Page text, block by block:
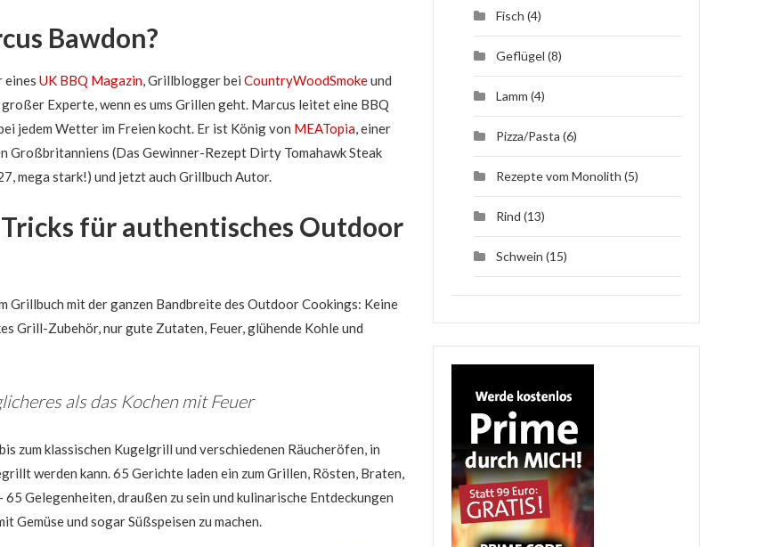
nur
dem
Sommer-
Grill-
Vergnügen.
Bawdon?
eines UK BBQ Magazin, Grillblogger beiCountryWoodSmokeund
Experte, wenn es ums Grillen geht. Marcus leitet eine BBQ
jedem Wetter im Freien kocht. Er ist König von MEATopia, einer
(Das Gewinner-Rezept Dirty Tomahawk Steak
mega stark!) und jetzt auch Grillbuch Autor.
für authentisches Outdoor
Grillbuch mit der ganzen Bandbreite des Outdoor Cookings: Keine
Grill-Zubehör, nur gute Zutaten, Feuer, glühende Kohle und
als das Kochen mit Feuer
zum klassischen Kugelgrill und verschiedenen Räucheröfen, in
werden kann. 65 Gerichte laden ein zum Grillen, Rösten, Braten,
65 Gelegenheiten, draußen zu sein und kulinarische Entdeckungen
Gemüse und sogar Süßspeisen zu machen.
Fisch (4)
Geflügel (8)
Lamm (4)
Pizza/Pasta (6)
Rezepte vom Monolith (5)
Rind (13)
Schwein (15)